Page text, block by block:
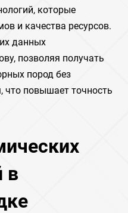
которые
и качества ресурсов.
данных
позволяя получать
пород без
что повышает точность
в